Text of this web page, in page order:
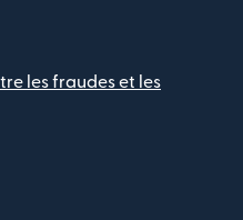
les fraudes et les